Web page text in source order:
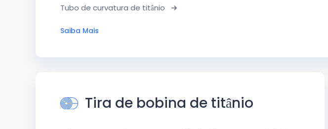
Tubo de curvatura de titânio
Saiba Mais
Tira de bobina de titânio